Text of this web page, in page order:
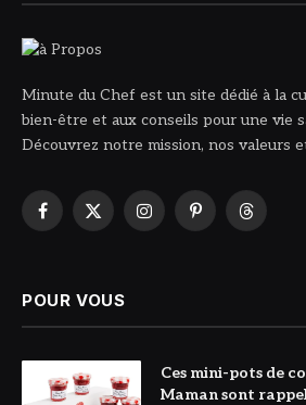
Minute du Chef est un site dédié à la
bien-être et aux conseils pour une vie
Découvrez notre mission, nos valeurs
Facebook
X
InstagramPinterestThreads
POUR VOUS
© Bonne
Maman
Ces mini-pots de
Maman sont